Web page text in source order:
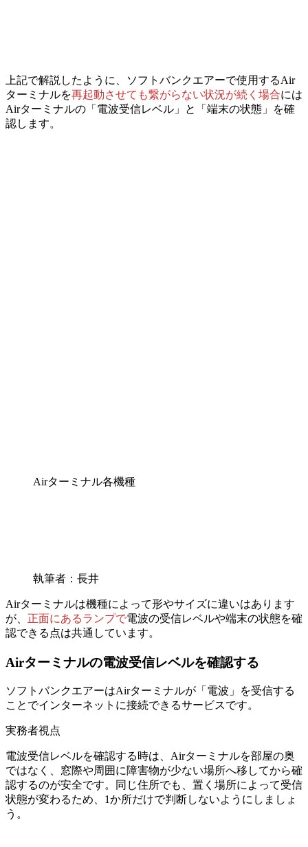
上記で解説したように、ソフトバンクエアーで使用するAir
ターミナルを再起動させても繋がらない状況が続く場合には
Airターミナルの「電波受信レベル」と「端末の状態」を確
認します。
Airターミナル各機種
執筆者：長井
Airターミナルは機種によって形やサイズに違いはあります
が、 正面にあるランプで電波の受信レベルや端末の状態を確
認できる点は共通しています。
Airターミナルの電波受信レベルを確認する
ソフトバンクエアーはAirターミナルが「電波」を受信する
ことでインターネットに接続できるサービスです。
実務者視点
電波受信レベルを確認する時は、Airターミナルを部屋の奥
ではなく、窓際や周囲に障害物が少ない場所へ移してから確
認するのが安全です。同じ住所でも、置く場所によって受信
状態が変わるため、1か所だけで判断しないようにしましょ
う。